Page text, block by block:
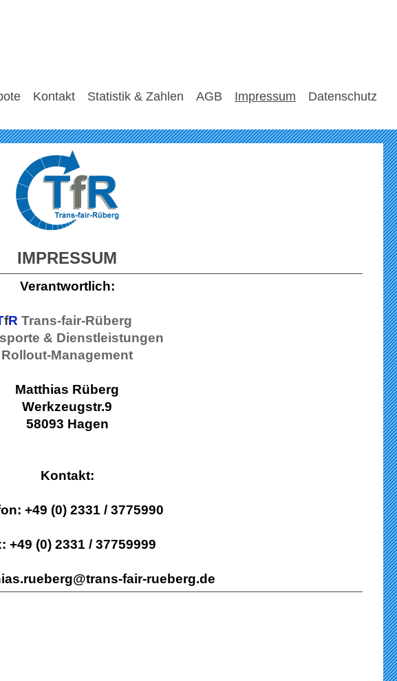
Kontakt Statistik & Zahlen AGB Impressum Datenschutz
IMPRESSUM
Verantwortlich:
fR Trans-fair-Rüberg
& Dienstleistungen
Rollout-Management
Matthias Rüberg
Werkzeugstr.9
58093 Hagen
Kontakt:
+49 (0) 2331 / 3775990
+49 (0) 2331 / 37759999
fair-rueberg.de